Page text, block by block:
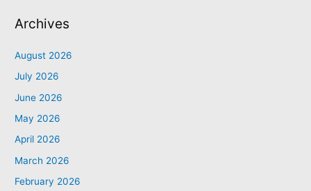
Archives
August 2026
July 2026
June 2026
May 2026
April 2026
March 2026
February 2026